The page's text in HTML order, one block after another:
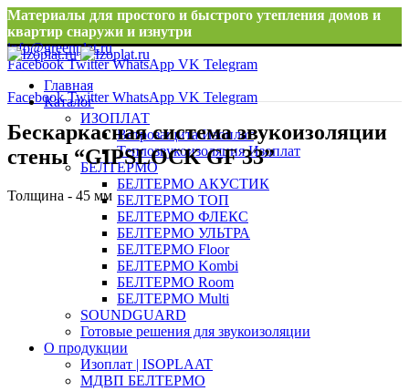
Материалы для простого и быстрого утепления домов и
квартир снаружи и изнутри
info@greenplat.ru
Facebook Twitter WhatsApp VK Telegram
8 996 533 10 46
Facebook Twitter WhatsApp VK Telegram
Главная
Каталог
ИЗОПЛАТ
Ветрозащита Изоплат
Теплозвукоизоляция Изоплат
БЕЛТЕРМО
БЕЛТЕРМО АКУСТИК
БЕЛТЕРМО ТОП
БЕЛТЕРМО ФЛЕКС
БЕЛТЕРМО УЛЬТРА
БЕЛТЕРМО Floor
БЕЛТЕРМО Kombi
БЕЛТЕРМО Room
БЕЛТЕРМО Multi
SOUNDGUARD
Готовые решения для звукоизоляции
О продукции
Изоплат | ISOPLAAT
МДВП БЕЛТЕРМО
Бескаркасная система звукоизоляции
стены “GIPSLOCK GF 33”
Толщина - 45 мм